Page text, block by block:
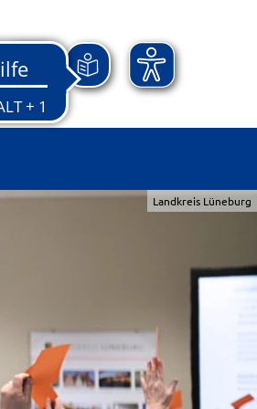
Landkreis Lüneburg